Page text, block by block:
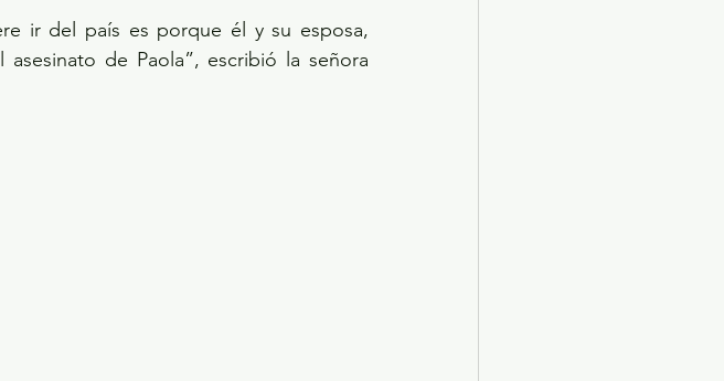
ir del país es porque él y su esposa,
de Paola”, escribió la señora